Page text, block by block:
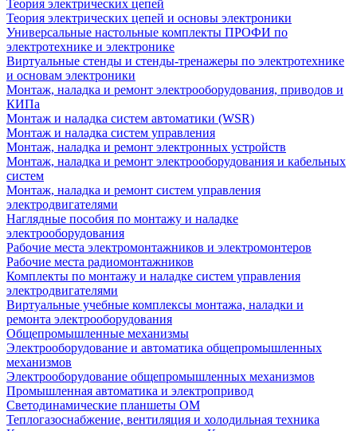
Теория электрических цепей
Теория электрических цепей и основы электроники
Универсальные настольные комплекты ПРОФИ по
электротехнике и электронике
Виртуальные стенды и стенды-тренажеры по электротехнике
и основам электроники
Монтаж, наладка и ремонт электрооборудования, приводов и
КИПа
Монтаж и наладка систем автоматики (WSR)
Монтаж и наладка систем управления
Монтаж, наладка и ремонт электронных устройств
Монтаж, наладка и ремонт электрооборудования и кабельных
систем
Монтаж, наладка и ремонт систем управления
электродвигателями
Наглядные пособия по монтажу и наладке
электрооборудования
Рабочие места электромонтажников и электромонтеров
Рабочие места радиомонтажников
Комплекты по монтажу и наладке систем управления
электродвигателями
Виртуальные учебные комплексы монтажа, наладки и
ремонта электрооборудования
Общепромышленные механизмы
Электрооборудование и автоматика общепромышленных
механизмов
Электрооборудование общепромышленных механизмов
Промышленная автоматика и электропривод
Светодинамические планшеты ОМ
Теплогазоснабжение, вентиляция и холодильная техника